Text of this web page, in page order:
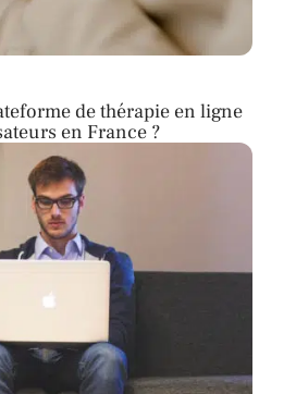
de thérapie en ligne
en France ?